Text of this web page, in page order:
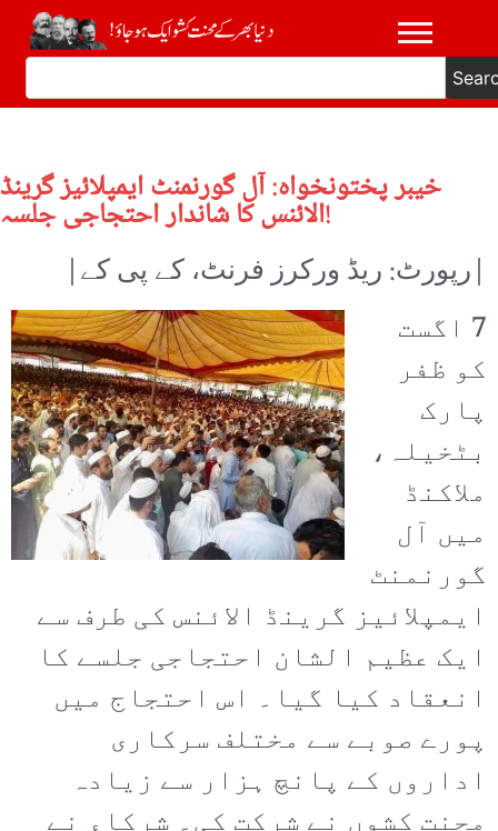
خیبر پختونخواہ: آل گورنمنٹ ایمپلائیز گرینڈ
الائنس کا شاندار احتجاجی جلسہ!
|رپورٹ: ریڈ ورکرز فرنٹ، کے پی کے|
7 اگست
کو ظفر
پارک
بٹخیلہ،
ملاکنڈ
میں آل
گورنمنٹ
ایمپلائیز گرینڈ الائنس کی طرف سے
ایک عظیم الشان احتجاجی جلسے کا
انعقاد کیا گیا۔ اس احتجاج میں
پورے صوبے سے مختلف سرکاری
اداروں کے پانچ ہزار سے زیادہ